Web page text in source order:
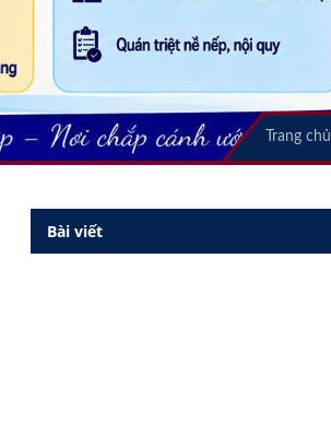
Trang chủ
Bài viết